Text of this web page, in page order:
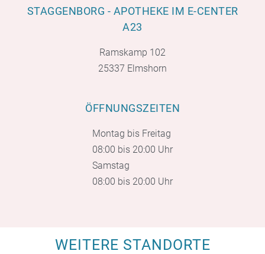
STAGGENBORG - APOTHEKE IM E-CENTER
A23
Ramskamp 102
25337 Elmshorn
ÖFFNUNGSZEITEN
Montag bis Freitag
08:00 bis 20:00 Uhr
Samstag
08:00 bis 20:00 Uhr
WEITERE STANDORTE